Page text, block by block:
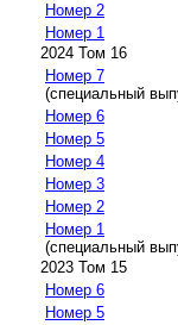
Номер 2
Номер 1
2024 Том 16
Номер 7
(специальный
Номер 6
Номер 5
Номер 4
Номер 3
Номер 2
Номер 1
(специальный
2023 Том 15
Номер 6
Номер 5